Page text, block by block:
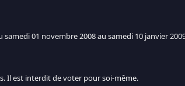
01 novembre 2008 au samedi 10 janvier
Il est interdit de voter pour soi-même.